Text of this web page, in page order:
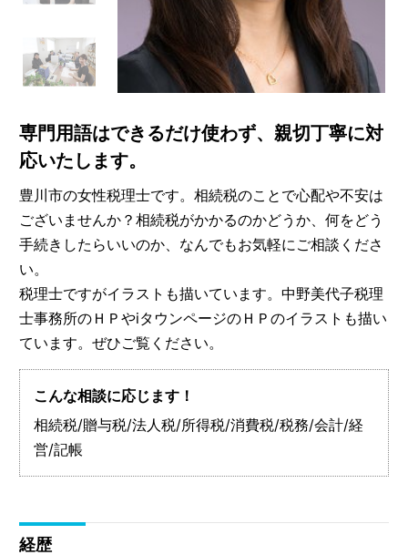
専門用語はできるだけ使わず、親切丁寧に対
応いたします。
豊川市の女性税理士です。相続税のことで心配や不安は
ございませんか？相続税がかかるのかどうか、何をどう
手続きしたらいいのか、なんでもお気軽にご相談くださ
い。
税理士ですがイラストも描いています。中野美代子税理
士事務所のＨＰやiタウンページのＨＰのイラストも描い
ています。ぜひご覧ください。
こんな相談に応じます！
相続税/贈与税/法人税/所得税/消費税/税務/会計/経
営/記帳
経歴